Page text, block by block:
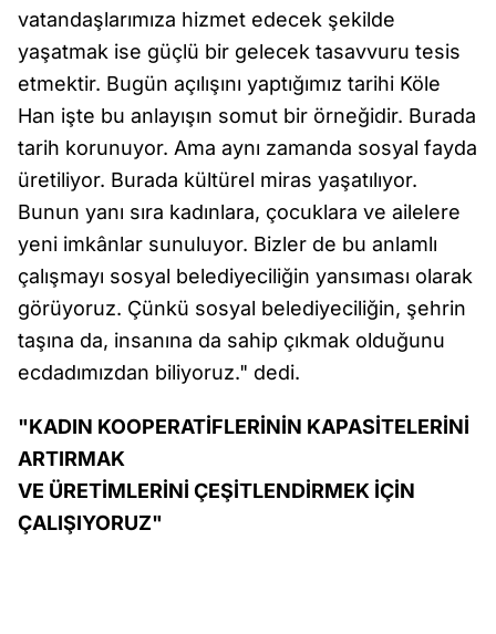
vatandaşlarımıza hizmet edecek şekilde
yaşatmak ise güçlü bir gelecek tasavvuru tesis
etmektir. Bugün açılışını yaptığımız tarihi Köle
Han işte bu anlayışın somut bir örneğidir. Burada
tarih korunuyor. Ama aynı zamanda sosyal fayda
üretiliyor. Burada kültürel miras yaşatılıyor.
Bunun yanı sıra kadınlara, çocuklara ve ailelere
yeni imkânlar sunuluyor. Bizler de bu anlamlı
çalışmayı sosyal belediyeciliğin yansıması olarak
görüyoruz. Çünkü sosyal belediyeciliğin, şehrin
taşına da, insanına da sahip çıkmak olduğunu
ecdadımızdan biliyoruz." dedi.
"KADIN KOOPERATİFLERİNİN KAPASİTELERİNİ
ARTIRMAK
VE ÜRETİMLERİNİ ÇEŞİTLENDİRMEK İÇİN
ÇALIŞIYORUZ"